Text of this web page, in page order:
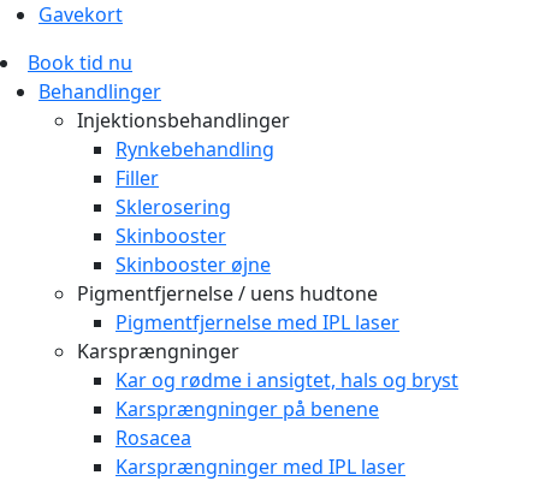
Gavekort
Book tid nu
Behandlinger
Injektionsbehandlinger
Rynkebehandling
Filler
Sklerosering
Skinbooster
Skinbooster øjne
Pigmentfjernelse / uens hudtone
Pigmentfjernelse med IPL laser
Karsprængninger
Kar og rødme i ansigtet, hals og bryst
Karsprængninger på benene
Rosacea
Karsprængninger med IPL laser